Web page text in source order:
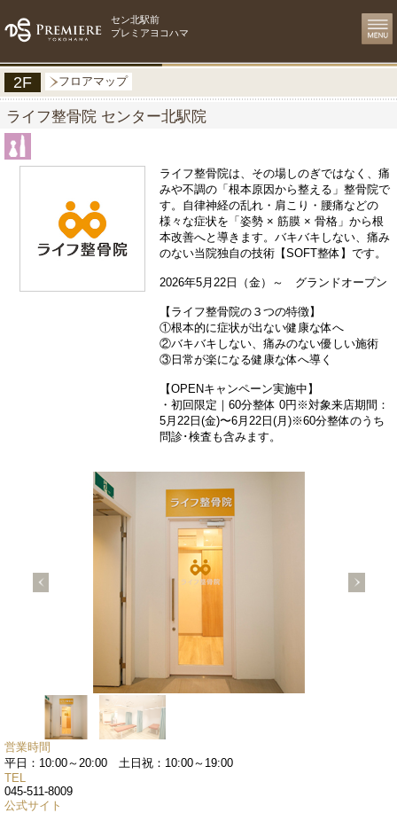
セン北駅前
プレミアヨコハマ
2F フロアマップ
ライフ整骨院 センター北駅院
ライフ整骨院は、その場しのぎではなく、痛
みや不調の「根本原因から整える」整骨院で
す。自律神経の乱れ・肩こり・腰痛などの
様々な症状を「姿勢 × 筋膜 × 骨格」から根
本改善へと導きます。バキバキしない、痛み
のない当院独自の技術【SOFT整体】です。
2026年5月22日（金）～ グランドオープン
【ライフ整骨院の３つの特徴】
①根本的に症状が出ない健康な体へ
②バキバキしない、痛みのない優しい施術
③日常が楽になる健康な体へ導く
【OPENキャンペーン実施中】
・初回限定｜60分整体 0円※対象来店期間：
5月22日(金)〜6月22日(月)※60分整体のうち
問診･検査も含みます。
営業時間
平日：10:00～20:00 土日祝：10:00～19:00
TEL
045-511-8009
公式サイト